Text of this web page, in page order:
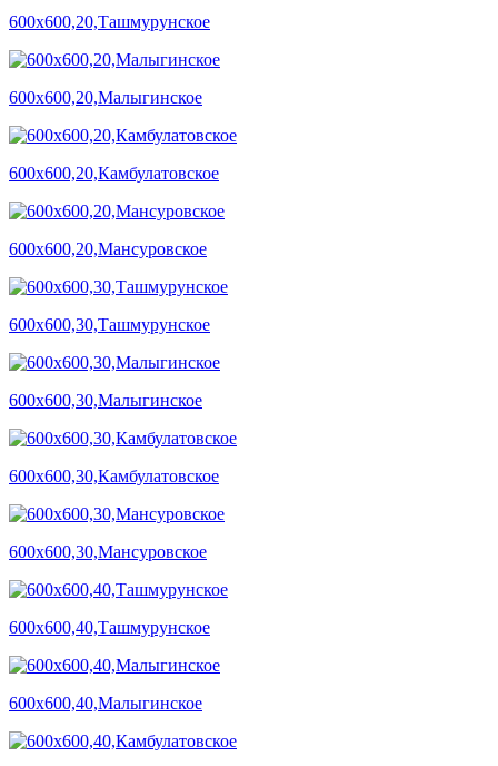
600х600,20,Ташмурунское
600х600,20,Малыгинское
600х600,20,Камбулатовское
600х600,20,Мансуровское
600х600,30,Ташмурунское
600х600,30,Малыгинское
600х600,30,Камбулатовское
600х600,30,Мансуровское
600х600,40,Ташмурунское
600х600,40,Малыгинское